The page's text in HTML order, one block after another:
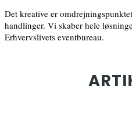
Det kreative er
handlinger. Vi skaber hele
Erhvervslivets eventbureau.